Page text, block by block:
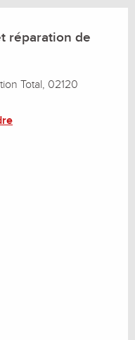
réparation de
Total, 02120